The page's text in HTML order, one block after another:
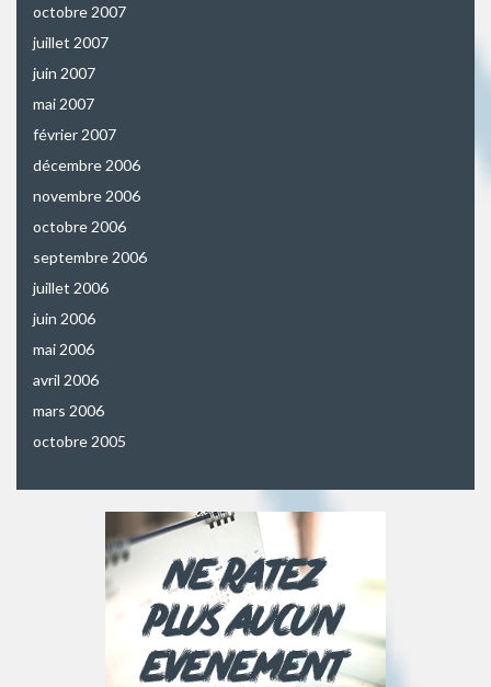
octobre 2007
juillet 2007
juin 2007
mai 2007
février 2007
décembre 2006
novembre 2006
octobre 2006
septembre 2006
juillet 2006
juin 2006
mai 2006
avril 2006
mars 2006
octobre 2005